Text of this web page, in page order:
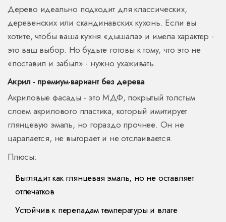
Дерево идеально подходит для классических,
деревенских или скандинавских кухонь. Если вы
хотите, чтобы ваша кухня «дышала» и имела характер -
это ваш выбор. Но будьте готовы к тому, что это не
«поставил и забыл» - нужно ухаживать.
Акрил - премиум-вариант без дерева
Акриловые фасады - это МДФ, покрытый толстым
слоем акрилового пластика, который имитирует
глянцевую эмаль, но гораздо прочнее. Он не
царапается, не выгорает и не отслаивается.
Плюсы:
Выглядит как глянцевая эмаль, но не оставляет
отпечатков
Устойчив к перепадам температуры и влаге